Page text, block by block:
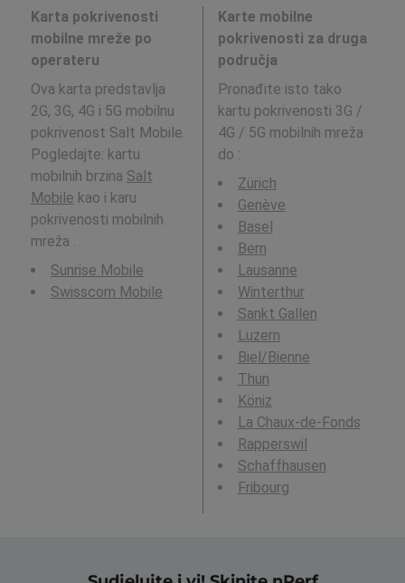
Karta pokrivenosti
mobilne mreže po
operateru
Ova karta predstavlja
2G, 3G, 4G i 5G mobilnu
pokrivenost Salt Mobile.
Pogledajte: kartu
mobilnih brzina Salt
Mobile kao i karu
pokrivenosti mobilnih
mreža .
Sunrise Mobile
Swisscom Mobile
Karte mobilne
pokrivenosti za druga
područja
Pronađite isto tako
kartu pokrivenosti 3G /
4G / 5G mobilnih mreža
do :
Zürich
Genève
Basel
Bern
Lausanne
Winterthur
Sankt Gallen
Luzern
Biel/Bienne
Thun
Köniz
La Chaux-de-Fonds
Rapperswil
Schaffhausen
Fribourg